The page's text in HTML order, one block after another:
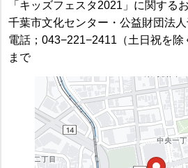
「キッズフェスタ2021」に関する
千葉市文化センター・公益財団法
電話；043−221−2411（土日祝を除
まで